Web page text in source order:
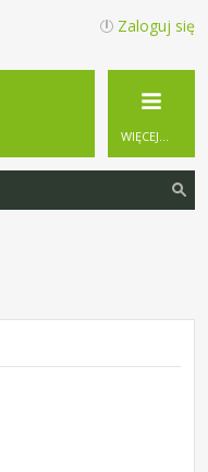
Zaloguj się
WIĘCEJ…